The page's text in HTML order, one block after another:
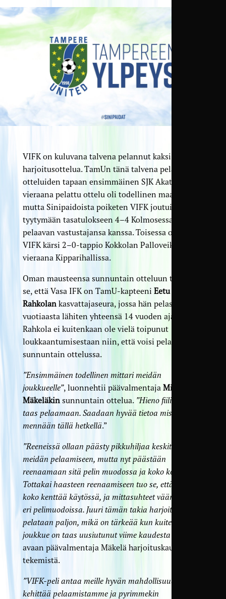
VIFK on kuluvana talvena pelannut kaksi
harjoitusottelua. TamUn tänä talvena pelaamien
otteluiden tapaan ensimmäinen SJK Akatemian
vieraana pelattu ottelu oli todellinen maalijuhla,
mutta Sinipaidoista poiketen VIFK joutui
tyytymään tasatulokseen 4–4 Kolmosessa
pelaavan vastustajansa kanssa. Toisessa ottelussa
VIFK kärsi 2–0-tappio Kokkolan Palloveikkojen
vieraana Kipparihallissa.
Oman mausteensa sunnuntain otteluun tuo myös
se, että Vasa IFK on TamU-kapteeni Eetu
Rahkolan kasvattajaseura, jossa hän pelasi 7-
vuotiaasta lähiten yhteensä 14 vuoden ajan.
Rahkola ei kuitenkaan ole vielä toipunut
loukkaantumisestaan niin, että voisi pelata
sunnuntain ottelussa.
”Ensimmäinen todellinen mittari meidän
joukkueelle”, luonnehtii päävalmentaja Mikko
Mäkeläkinsunnuntain ottelua. ”Hieno fiilis päästä
taas pelaamaan. Saadaan hyvää tietoa missä
mennään tällä hetkellä.”
”Reeneissä ollaan päästy pikkuhiljaa keskittymään
meidän pelaamiseen, mutta nyt päästään
reenaamaan sitä pelin muodossa ja koko kentällä.
Tottakai haasteen reenaamiseen tuo se, että ei ole
koko kenttää käytössä, ja mittasuhteet vääristyvät
eri pelimuodoissa. Juuri tämän takia harjoituspelejä
pelataan paljon, mikä on tärkeää kun kuitenkin
joukkue on taas uusiutunut viime kaudesta paljon”
avaan päävalmentaja Mäkelä harjoituskauden
tekemistä.
”VIFK-peli antaa meille hyvän mahdollisuuden
kehittää pelaamistamme ja pyrimmekin